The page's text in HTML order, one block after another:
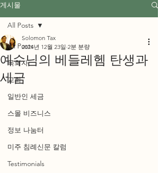
게시물
All Posts
목회자
교회
일반인 세금
스몰 비즈니스
정보 나눔터
미주 침례신문 칼럼
Testimonials
All Posts
예수님의 베들레헴 탄생과
세금
Solomon Tax
2024년 12월 23일 2분 분량